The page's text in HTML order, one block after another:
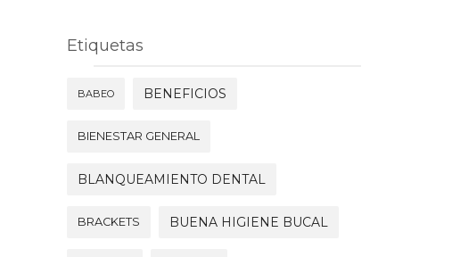
Etiquetas
BABEO BENEFICIOS
BIENESTAR GENERAL
BLANQUEAMIENTO DENTAL
BRACKETS BUENA HIGIENE BUCAL